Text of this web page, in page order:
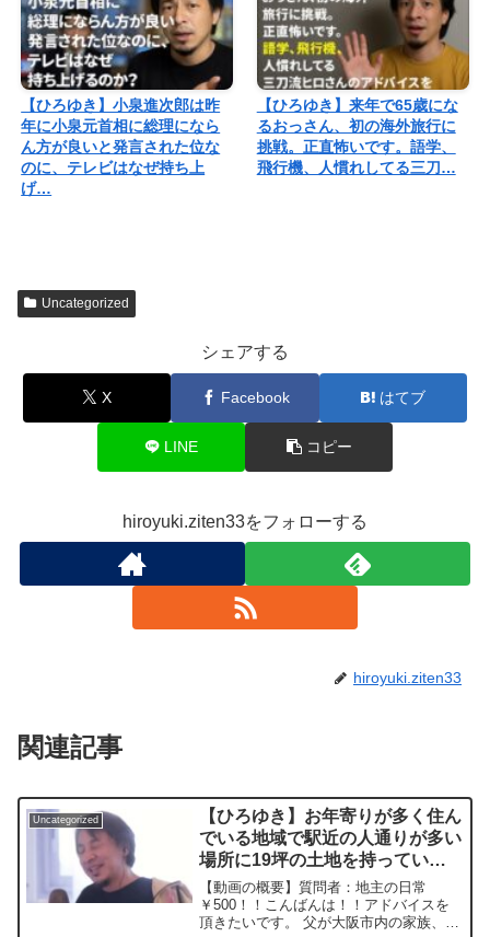
【ひろゆき】小泉進次郎は昨
年に小泉元首相に総理になら
ん方が良いと発言された位な
のに、テレビはなぜ持ち上
げ…
【ひろゆき】来年で65歳にな
るおっさん、初の海外旅行に
挑戦。正直怖いです。語学、
飛行機、人慣れしてる三刀…
Uncategorized
シェアする
X Facebook はてブ
LINE コピー
hiroyuki.ziten33をフォローする
hiroyuki.ziten33
関連記事
Uncategorized
【ひろゆき】お年寄りが多く住ん
でいる地域で駅近の人通りが多い
場所に19坪の土地を持ってい
る、活用方法に困ってます。 ど
のように活用されますか？ー ひ
ろゆき切り抜き 20240314
【動画の概要】質問者：地主の日常
￥500！！こんばんは！！アドバイスを
頂きたいです。 父が大阪市内の家族、お